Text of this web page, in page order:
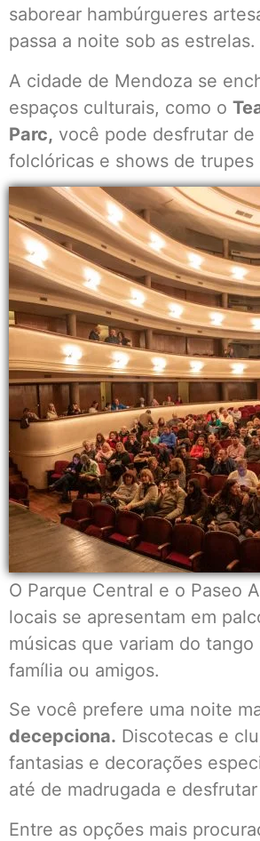
saborear hambúrgueres
passa a noite sob as estrelas.
A cidade de Mendoza se
espaços culturais, como o
Parc, você pode desfrutar
folclóricas e shows de
O Parque Central e o Paseo
locais se apresentam em
músicas que variam do
família ou amigos.
Se você prefere uma noite
decepciona. Discotecas e
fantasias e decorações
até de madrugada e
Entre as opções mais